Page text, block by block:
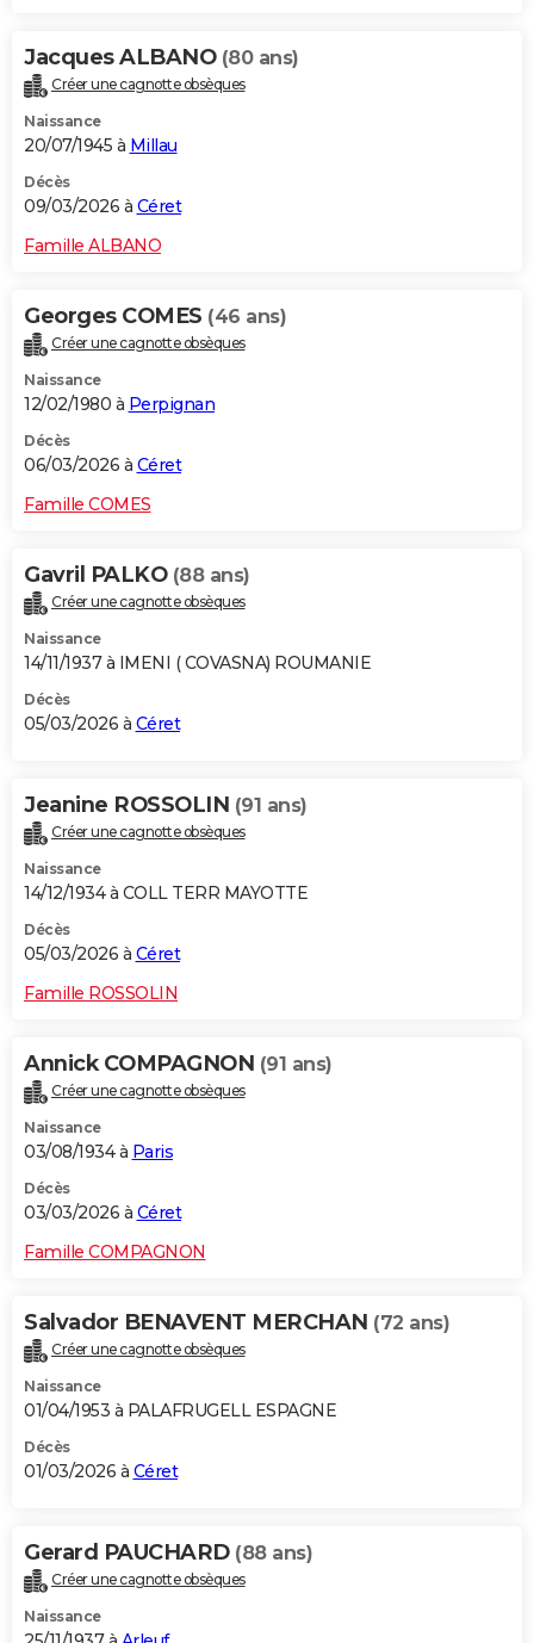
Jacques ALBANO (80 ans)
Créer une cagnotte obsèques
Naissance
20/07/1945 à Millau
Décès
09/03/2026 à Céret
Famille ALBANO
Georges COMES (46 ans)
Créer une cagnotte obsèques
Naissance
12/02/1980 à Perpignan
Décès
06/03/2026 à Céret
Famille COMES
Gavril PALKO (88 ans)
Créer une cagnotte obsèques
Naissance
14/11/1937 à IMENI ( COVASNA) ROUMANIE
Décès
05/03/2026 à Céret
Jeanine ROSSOLIN (91 ans)
Créer une cagnotte obsèques
Naissance
14/12/1934 à COLL TERR MAYOTTE
Décès
05/03/2026 à Céret
Famille ROSSOLIN
Annick COMPAGNON (91 ans)
Créer une cagnotte obsèques
Naissance
03/08/1934 à Paris
Décès
03/03/2026 à Céret
Famille COMPAGNON
Salvador BENAVENT MERCHAN (72 ans)
Créer une cagnotte obsèques
Naissance
01/04/1953 à PALAFRUGELL ESPAGNE
Décès
01/03/2026 à Céret
Gerard PAUCHARD (88 ans)
Créer une cagnotte obsèques
Naissance